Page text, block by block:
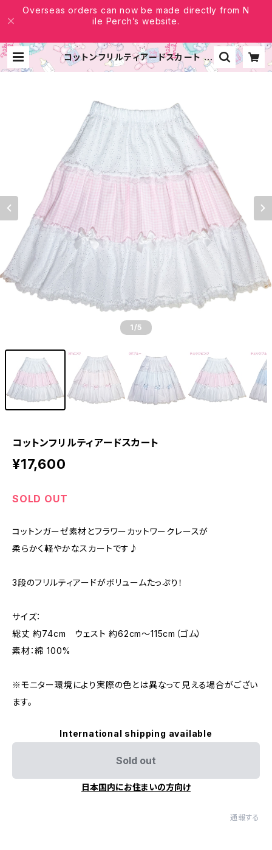
Overseas orders can now be made directly from N
ile Perch’s website.
コットンフリルティアードスカート |
NILE PERCH
1 /5
コットンフリルティアードスカート
¥17,600
SOLD OUT
コットンガーゼ素材とフラワーカットワークレースが
柔らかく軽やかなスカートです♪
3段のフリルティアードがボリュームたっぷり！
サイズ：
総丈 約74cm ウェスト 約62cm〜115cm（ゴム）
素材：綿 100%
※モニター環境により実際の色とは異なって見える場合がござい
ます。
International shipping available
Sold out
日本国内にお住まいの方向け
通報する